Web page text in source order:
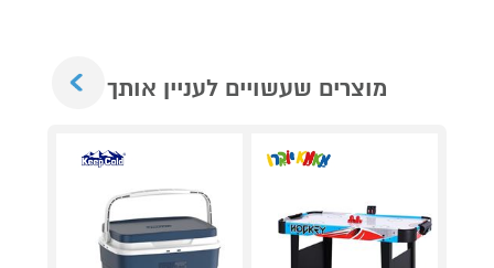
מוצרים שעשויים לעניין אותך